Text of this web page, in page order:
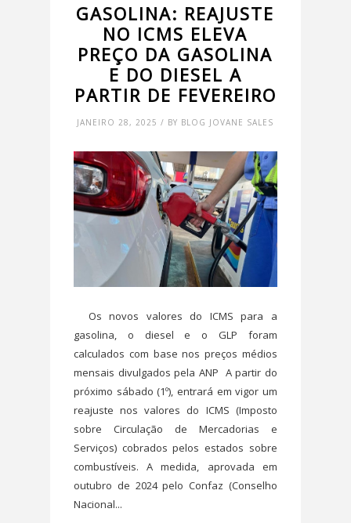
GASOLINA: REAJUSTE
NO ICMS ELEVA
PREÇO DA GASOLINA
E DO DIESEL A
PARTIR DE FEVEREIRO
JANEIRO 28, 2025 / BY BLOG JOVANE SALES
Os novos valores do ICMS para a
gasolina, o diesel e o GLP foram
calculados com base nos preços médios
mensais divulgados pela ANP A partir do
próximo sábado (1º), entrará em vigor um
reajuste nos valores do ICMS (Imposto
sobre Circulação de Mercadorias e
Serviços) cobrados pelos estados sobre
combustíveis. A medida, aprovada em
outubro de 2024 pelo Confaz (Conselho
Nacional...